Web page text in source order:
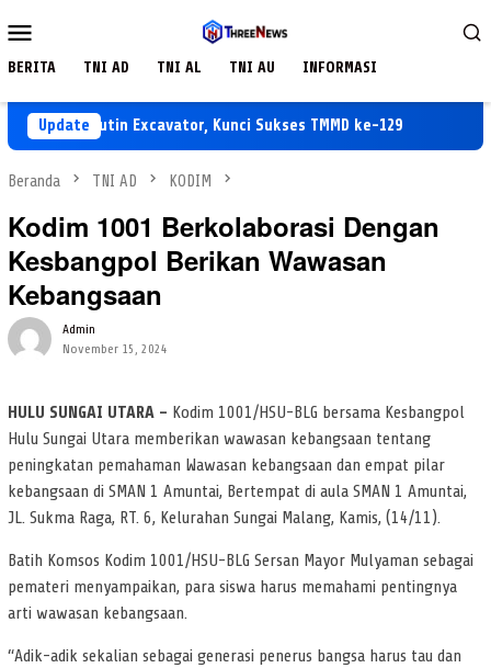
ke
Mobile
BERITA TNI AD TNI AL TNI AU INFORMASI
Update
Rutin Excavator, Kunci Sukses TMMD ke-129
Beranda TNI AD KODIM
Kodim 1001 Berkolaborasi Dengan
Kesbangpol Berikan Wawasan
Kebangsaan
Admin
November 15, 2024
HULU SUNGAI UTARA – Kodim 1001/HSU-BLG bersama Kesbangpol
Hulu Sungai Utara memberikan wawasan kebangsaan tentang
peningkatan pemahaman Wawasan kebangsaan dan empat pilar
kebangsaan di SMAN 1 Amuntai, Bertempat di aula SMAN 1 Amuntai,
JL. Sukma Raga, RT. 6, Kelurahan Sungai Malang, Kamis, (14/11).
Batih Komsos Kodim 1001/HSU-BLG Sersan Mayor Mulyaman sebagai
pemateri menyampaikan, para siswa harus memahami pentingnya
arti wawasan kebangsaan.
“Adik-adik sekalian sebagai generasi penerus bangsa harus tau dan